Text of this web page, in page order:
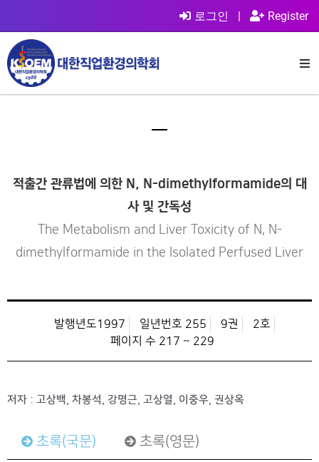
로그인 | Register
적출간 관류법에 의한 N, N-dimethylformamide의 대
사 및 간독성
The Metabolism and Liver Toxicity of N, N-
dimethylformamide in the Isolated Perfused Liver
발행년도1997 일년번호 255 9권
2호
페이지 수 217 ~ 229
저자 : 고상백, 차봉석, 강명근, 고상열, 이중우, 권상옥
초록(국문) 초록(영문)